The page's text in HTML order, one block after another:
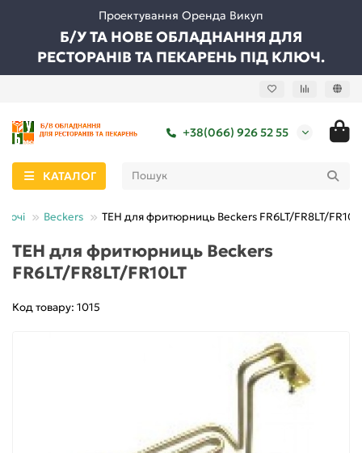
Проектування Оренда Викуп
Б/У ТА НОВЕ ОБЛАДНАННЯ ДЛЯ
РЕСТОРАНІВ ТА ПЕКАРЕНЬ ПІД КЛЮЧ.
+38(066) 926 52 55
КАТАЛОГ
Beckers ТЕН для фритюрниць Beckers FR6LT/FR8LT/
ТЕН для фритюрниць Beckers
FR6LT/FR8LT/FR10LT
Код товару: 1015